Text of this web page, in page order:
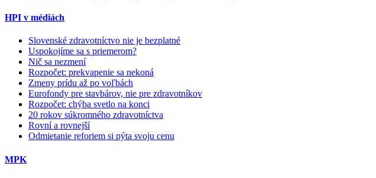
HPI v médiách
Slovenské zdravotníctvo nie je bezplatné
Uspokojíme sa s priemerom?
Nič sa nezmení
Rozpočet: prekvapenie sa nekoná
Zmeny prídu až po voľbách
Eurofondy pre stavbárov, nie pre zdravotníkov
Rozpočet: chýba svetlo na konci
20 rokov súkromného zdravotníctva
Rovní a rovnejší
Odmietanie reforiem si pýta svoju cenu
MPK